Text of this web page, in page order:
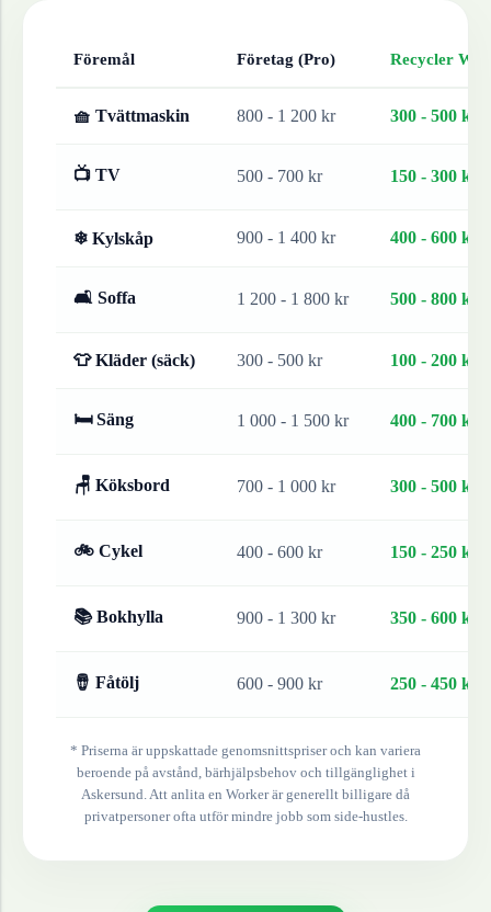
Föremål Företag (Pro) Recycler
🧺 Tvättmaskin 800 - 1 200 kr 300 - 500 kr
📺 TV 500 - 700 kr 150 - 300 kr
❄ Kylskåp 900 - 1 400 kr 400 - 600 kr
🛋 Soffa 1 200 - 1 800 kr 500 - 800 kr
👕 Kläder (säck) 300 - 500 kr 100 - 200 kr
🛏 Säng 1 000 - 1 500 kr 400 - 700 kr
🪑 Köksbord 700 - 1 000 kr 300 - 500 kr
🚲 Cykel 400 - 600 kr 150 - 250 kr
📚 Bokhylla 900 - 1 300 kr 350 - 600 kr
🪘 Fåtölj 600 - 900 kr 250 - 450 kr
* Priserna är uppskattade genomsnittspriser och kan variera
beroende på avstånd, bärhjälpsbehov och tillgänglighet i
Askersund. Att anlita en Worker är generellt billigare då
privatpersoner ofta utför mindre jobb som side-hustles.